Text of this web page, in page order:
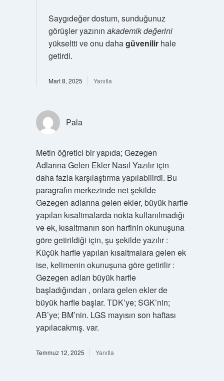
Saygıdeğer dostum, sunduğunuz
görüşler yazının akademik değerini
yükseltti ve onu dahagüvenilirhale
getirdi.
Mart 8, 2025 Yanıtla
Pala
Metin öğretici bir yapıda; Gezegen
Adlarına Gelen Ekler Nasıl Yazılır için
daha fazla karşılaştırma yapılabilirdi. Bu
paragrafın merkezinde net şekilde
Gezegen adlarına gelen ekler, büyük harfle
yapılan kısaltmalarda nokta kullanılmadığı
ve ek, kısaltmanın son harfinin okunuşuna
göre getirildiği için, şu şekilde yazılır :
Küçük harfle yapılan kısaltmalara gelen ek
ise, kelimenin okunuşuna göre getirilir :
Gezegen adları büyük harfle
başladığından , onlara gelen ekler de
büyük harfle başlar. TDK’ye; SGK’nin;
AB’ye; BM’nin. LGS mayısın son haftası
yapılacakmış. var.
Temmuz 12, 2025 Yanıtla